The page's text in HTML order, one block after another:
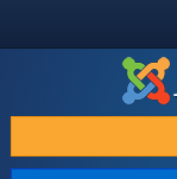
下載 & 擴充
發現 & 學習